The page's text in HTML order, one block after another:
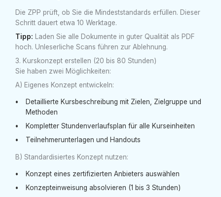
Die ZPP prüft, ob Sie die Mindeststandards erfüllen. Dieser
Schritt dauert etwa 10 Werktage.
Tipp: Laden Sie alle Dokumente in guter Qualität als PDF
hoch. Unleserliche Scans führen zur Ablehnung.
3. Kurskonzept erstellen (20 bis 80 Stunden)
Sie haben zwei Möglichkeiten:
A) Eigenes Konzept entwickeln:
Detaillierte Kursbeschreibung mit Zielen, Zielgruppe und
Methoden
Kompletter Stundenverlaufsplan für alle Kurseinheiten
Teilnehmerunterlagen und Handouts
B) Standardisiertes Konzept nutzen:
Konzept eines zertifizierten Anbieters auswählen
Konzepteinweisung absolvieren (1 bis 3 Stunden)